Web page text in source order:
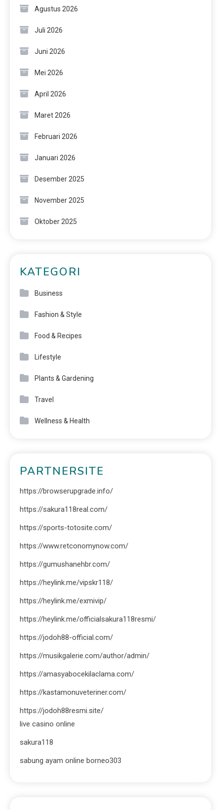
Agustus 2026
Juli 2026
Juni 2026
Mei 2026
April 2026
Maret 2026
Februari 2026
Januari 2026
Desember 2025
November 2025
Oktober 2025
KATEGORI
Business
Fashion & Style
Food & Recipes
Lifestyle
Plants & Gardening
Travel
Wellness & Health
PARTNERSITE
https://browserupgrade.info/
https://sakura118real.com/
https://sports-totosite.com/
https://www.retconomynow.com/
https://gumushanehbr.com/
https://heylink.me/vipskr118/
https://heylink.me/exmivip/
https://heylink.me/officialsakura118resmi/
https://jodoh88-official.com/
https://musikgalerie.com/author/admin/
https://amasyabocekilaclama.com/
https://kastamonuveteriner.com/
https://jodoh88resmi.site/
live casino online
sakura118
sabung ayam online borneo303